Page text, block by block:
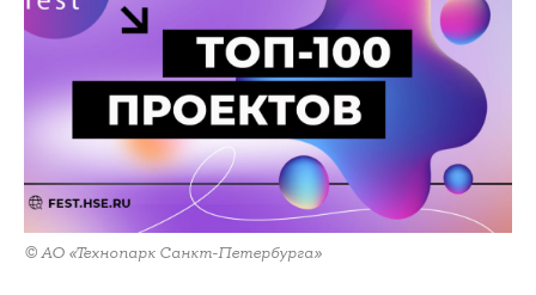
© АО «Технопарк Санкт-Петербурга»